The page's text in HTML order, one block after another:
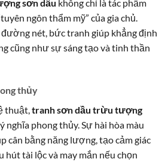
sơn dầu không chỉ là tác phẩm
ngôn thẩm mỹ” của gia chủ.
đường nét, bức tranh giúp khẳng định
cũng như sự sáng tạo và tinh thần
thủy
thuật, tranh sơn dầu trừu tượng
nghĩa phong thủy. Sự hài hòa màu
cân bằng năng lượng, tạo cảm giác
tài lộc và may mắn nếu chọn